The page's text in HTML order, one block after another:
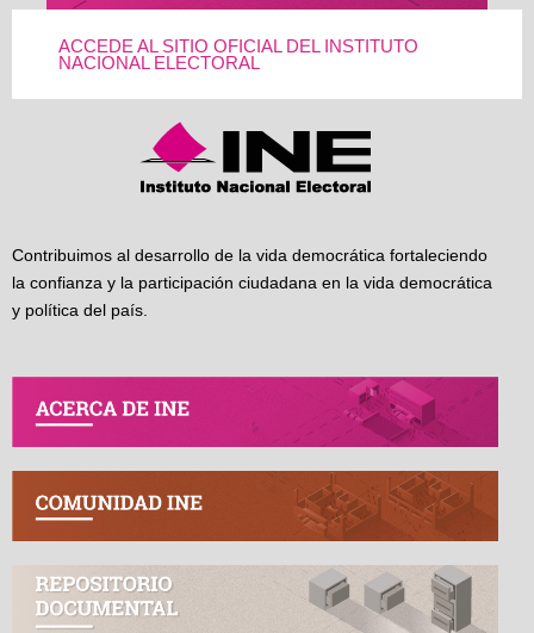
ACCEDE AL SITIO OFICIAL DEL INSTITUTO
NACIONAL ELECTORAL
Contribuimos al desarrollo de la vida democrática fortaleciendo
la confianza y la participación ciudadana en la vida democrática
y política del país.